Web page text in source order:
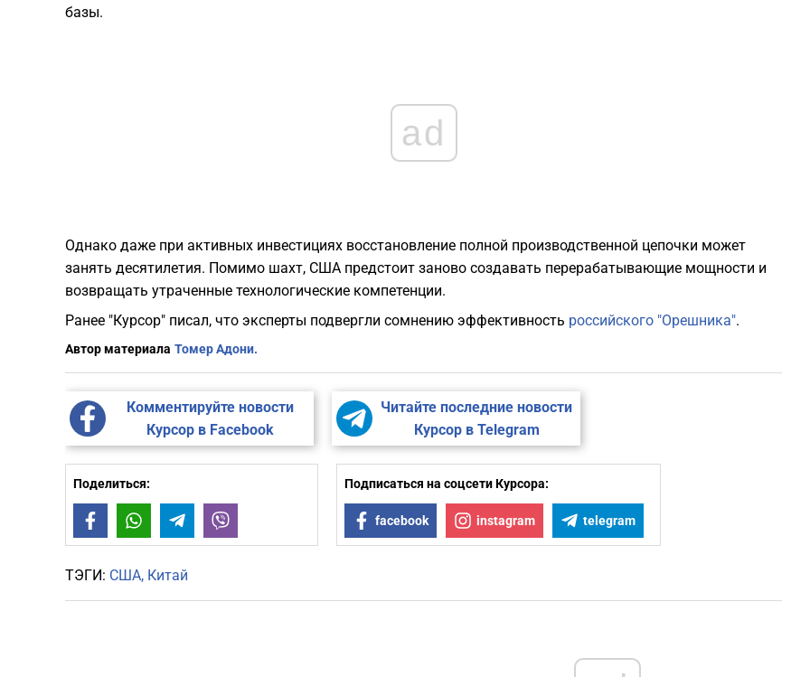
базы.
ad
Однако даже при активных инвестициях восстановление полной производственной цепочки может
занять десятилетия. Помимо шахт, США предстоит заново создавать перерабатывающие мощности и
возвращать утраченные технологические компетенции.
Ранее "Курсор" писал, что эксперты подвергли сомнению эффективность российского "Орешника".
Автор материала Томер Адони.
Комментируйте новости
Курсор в Facebook
Читайте последние новости
Курсор в Telegram
Поделиться:
FacebookWhatsAppTelegram
Подписаться на соцсети Курсора:
facebook instagram telegram
ТЭГИ: США Китай